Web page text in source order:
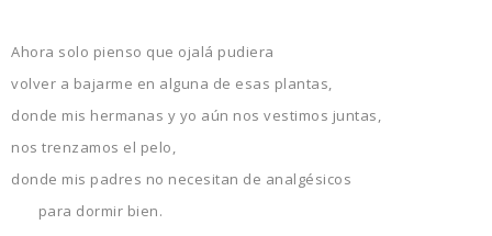
Ahora solo pienso que ojalá pudiera
volver a bajarme en alguna de esas plantas,
donde mis hermanas y yo aún nos vestimos juntas,
nos trenzamos el pelo,
donde mis padres no necesitan de analgésicos
para dormir bien.